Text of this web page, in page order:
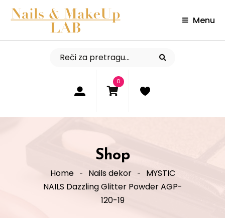
Menu
0
Shop
Home Nails dekor
MYSTIC
NAILS Dazzling Glitter Powder AGP-
120-19